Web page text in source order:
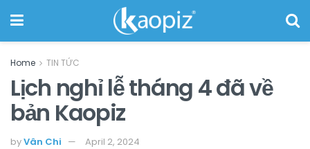
Home TIN TỨC
Lịch nghỉ lễ tháng 4 đã về
bản Kaopiz
byVân Chi April 2, 2024